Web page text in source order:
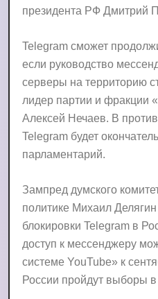
президента РФ Дмитрий
Telegram сможет
если руководство
серверы на территорию
лидер партии и фракции
Алексей Нечаев. В
Telegram будет
парламентарий.
Зампред думского
политике Михаил
блокировки Telegram в
доступ к мессенджеру
системе YouTube» к
России пройдут выборы в